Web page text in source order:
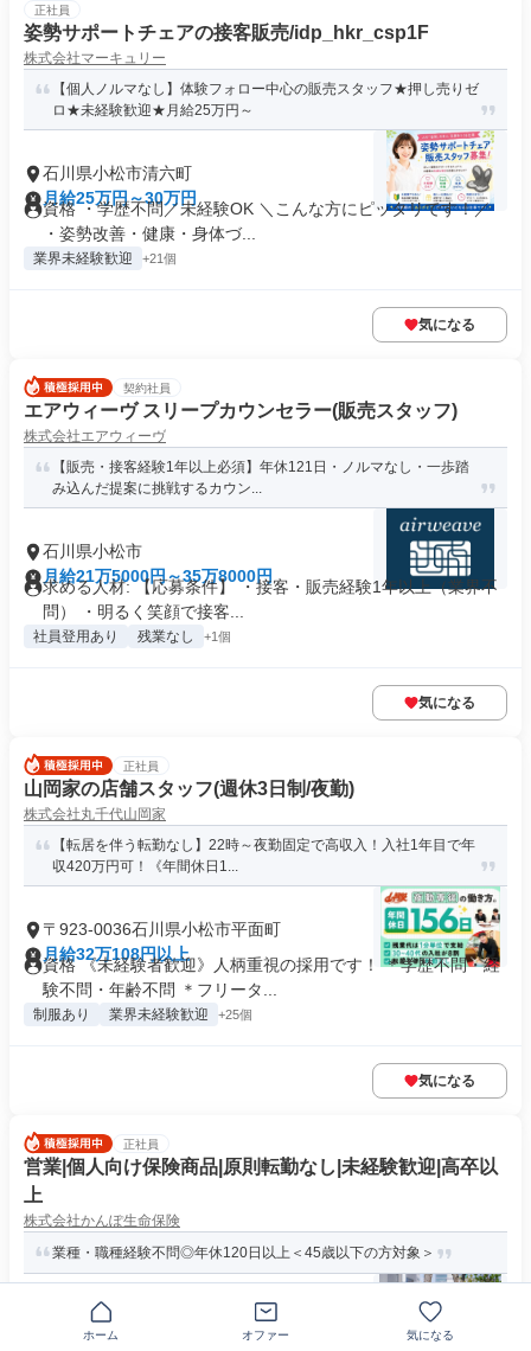
正社員
姿勢サポートチェアの接客販売/idp_hkr_csp1F
株式会社マーキュリー
【個人ノルマなし】体験フォロー中心の販売スタッフ★押し売りゼ
ロ★未経験歓迎★月給25万円～
石川県小松市清六町
月給25万円～30万円
資格 ・学歴不問／未経験OK ＼こんな方にピッタリです！／
・姿勢改善・健康・身体づ...
業界未経験歓迎 +21個
気になる
契約社員
エアウィーヴ スリープカウンセラー(販売スタッフ)
株式会社エアウィーヴ
【販売・接客経験1年以上必須】年休121日・ノルマなし・一歩踏
み込んだ提案に挑戦するカウン...
石川県小松市
月給21万5000円～35万8000円
求める人材: 【応募条件】 ・接客・販売経験1年以上（業界不
問） ・明るく笑顔で接客...
社員登用あり 残業なし +1個
気になる
正社員
山岡家の店舗スタッフ(週休3日制/夜勤)
株式会社丸千代山岡家
【転居を伴う転勤なし】22時～夜勤固定で高収入！入社1年目で年
収420万円可！《年間休日1...
〒923-0036石川県小松市平面町
月給32万108円以上
資格 《未経験者歓迎》人柄重視の採用です！ ＊学歴不問・経
験不問・年齢不問 ＊フリータ...
制服あり 業界未経験歓迎 +25個
気になる
正社員
営業|個人向け保険商品|原則転勤なし|未経験歓迎|高卒以
上
株式会社かんぽ生命保険
業種・職種経験不問◎年休120日以上＜45歳以下の方対象＞
石川県小松市園町
月給25万6800円～31万350円
ホーム オファー 気になる